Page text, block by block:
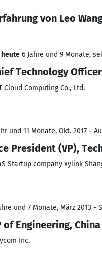
von Leo
heute 6 Jahre und 9 Monate,
Technology Officer
Cloud Computing Co., Ltd.
und 11 Monate, Okt. 2017 -
President (VP),
Startup company xylink
und 7 Monate, März 2013 -
of Engineering,
Inc.